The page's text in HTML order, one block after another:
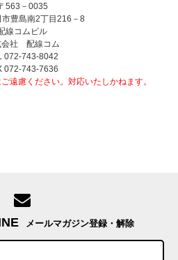
563－0035
市豊島南2丁目216－8
線コムビル
会社 配線コム
072-743-8042
072-743-7636
遠慮ください。対応いたしかねます。
メールマガジン登録・解除